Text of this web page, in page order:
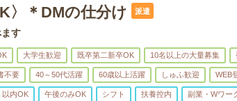
〉＊DMの仕分け 派遣
す
大学生歓迎 既卒第二新卒OK 10名以上の大量募集
不要 40～50代活躍 60歳以上活躍 しゅふ歓迎 WEB
以内OK 午後のみOK シフト 扶養控内 副業・Wワー